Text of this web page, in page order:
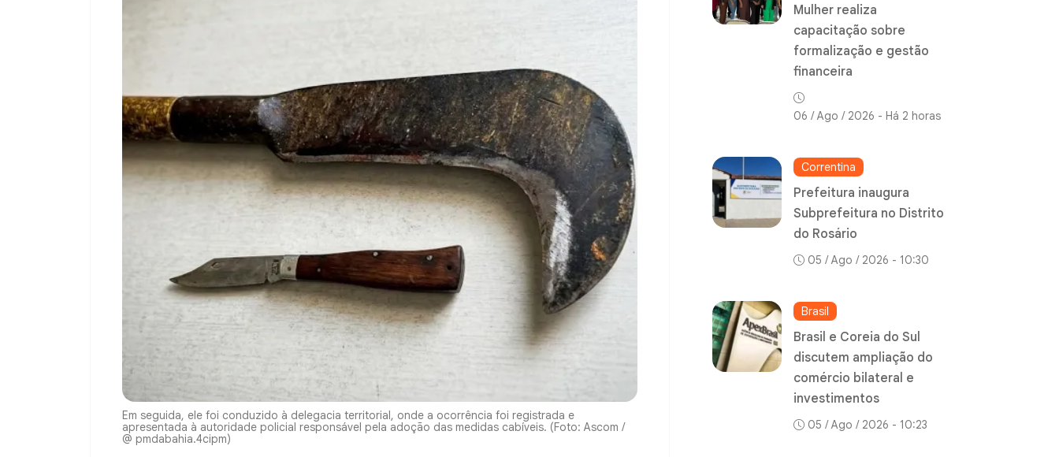
Em seguida, ele foi conduzido à delegacia territorial, onde a ocorrência foi registrada e
apresentada à autoridade policial responsável pela adoção das medidas cabíveis. (Foto: Ascom /
@ pmdabahia.4cipm)
Mulher realiza
capacitação sobre
formalização e gestão
financeira
06 / Ago / 2026 - Há 2 horas
Correntina
Prefeitura inaugura
Subprefeitura no Distrito
do Rosário
05 / Ago / 2026 - 10:30
Brasil
Brasil e Coreia do Sul
discutem ampliação do
comércio bilateral e
investimentos
05 / Ago / 2026 - 10:23